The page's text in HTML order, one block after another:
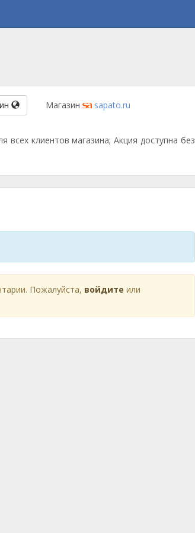
Магазин sapato.ru
всех клиентов магазина; Акция доступна без
Пожалуйста, войдите или